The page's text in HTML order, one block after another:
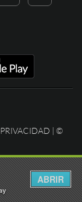
| ©
ABRIR